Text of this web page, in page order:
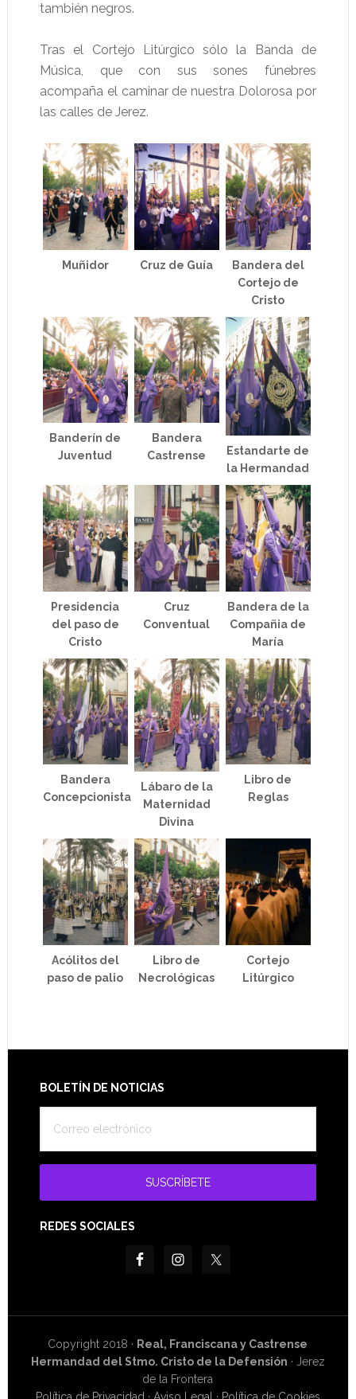
también negros.
Tras el Cortejo Litúrgico sólo la Banda de
Música, que con sus sones fúnebres
acompaña el caminar de nuestra Dolorosa por
las calles de Jerez.
Muñidor Cruz de Guía
Bandera del
Cortejo de
Cristo
Banderín de
Juventud
Bandera
Castrense
Estandarte de
la Hermandad
Presidencia
del paso de
Cristo
Cruz
Conventual
Bandera de la
Compañia de
María
Bandera
Concepcionista
Lábaro de la
Maternidad
Divina
Libro de
Reglas
Acólitos del
paso de palio
Libro de
Necrológicas
Cortejo
Litúrgico
Footer
BOLETÍN DE NOTICIAS
REDES SOCIALES
Copyright 2018 · Real, Franciscana y Castrense
Hermandad del Stmo. Cristo de la Defensión · Jerez
de la Frontera